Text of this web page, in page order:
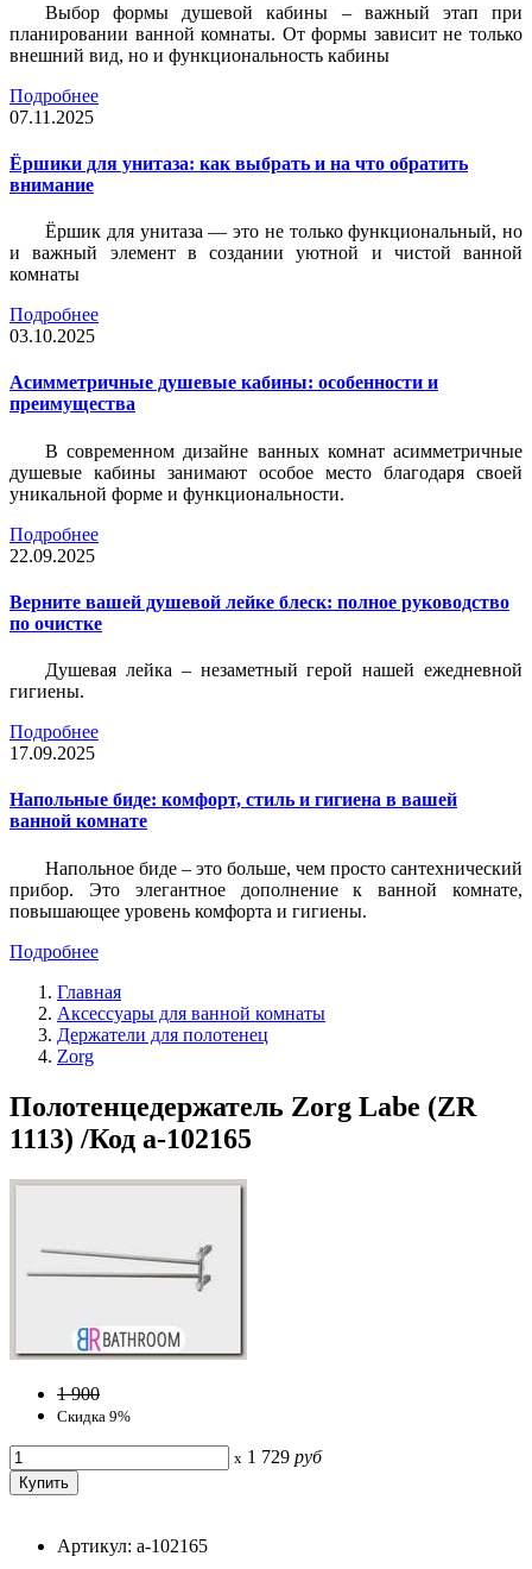
Выбор формы душевой кабины – важный этап при
планировании ванной комнаты. От формы зависит не только
внешний вид, но и функциональность кабины
Подробнее
07.11.2025
Ёршики для унитаза: как выбрать и на что обратить
внимание
Ёршик для унитаза — это не только функциональный, но
и важный элемент в создании уютной и чистой ванной
комнаты
Подробнее
03.10.2025
Асимметричные душевые кабины: особенности и
преимущества
В современном дизайне ванных комнат асимметричные
душевые кабины занимают особое место благодаря своей
уникальной форме и функциональности.
Подробнее
22.09.2025
Верните вашей душевой лейке блеск: полное руководство
по очистке
Душевая лейка – незаметный герой нашей ежедневной
гигиены.
Подробнее
17.09.2025
Напольные биде: комфорт, стиль и гигиена в вашей
ванной комнате
Напольное биде – это больше, чем просто сантехнический
прибор. Это элегантное дополнение к ванной комнате,
повышающее уровень комфорта и гигиены.
Подробнее
Главная
Аксессуары для ванной комнаты
Держатели для полотенец
Zorg
Полотенцедержатель Zorg Labe (ZR
1113) /Код a-102165
1 900
Скидка 9%
x 1 729 руб
Артикул: a-102165